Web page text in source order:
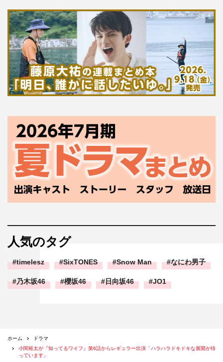
人気のタグ
timelesz SixTONES Snow Man なにわ男子
乃木坂46 櫻坂46 日向坂46 JO1
ホーム
ドラマ
小関裕太が『知ってるワイフ』第6話からレギュラー出演「ハラハラドキドキな展開が待
っています」